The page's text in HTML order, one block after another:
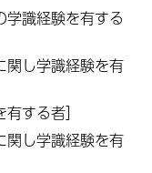
識経験を有する
関し学識経験を有
する者］
関し学識経験を有